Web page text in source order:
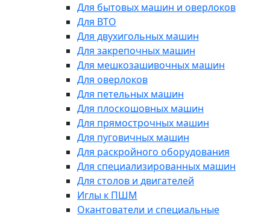
Для бытовых машин и оверлоков
Для ВТО
Для двухигольных машин
Для закрепочных машин
Для мешкозашивочных машин
Для оверлоков
Для петельных машин
Для плоскошовных машин
Для прямострочных машин
Для пуговичных машин
Для раскройного оборудования
Для специализированных машин
Для столов и двигателей
Иглы к ПШМ
Окантователи и специальные